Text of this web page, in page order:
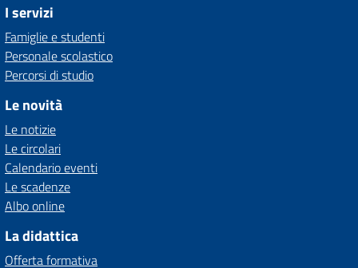
I servizi
Famiglie e studenti
Personale scolastico
Percorsi di studio
Le novità
Le notizie
Le circolari
Calendario eventi
Le scadenze
Albo online
La didattica
Offerta formativa